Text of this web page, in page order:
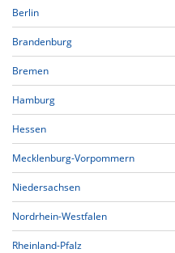
Berlin
Brandenburg
Bremen
Hamburg
Hessen
Mecklenburg-Vorpommern
Niedersachsen
Nordrhein-Westfalen
Rheinland-Pfalz